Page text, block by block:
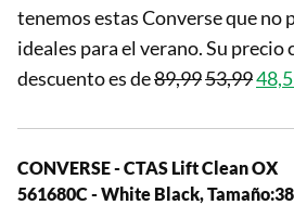
tenemos estas Converse que no
ideales para el verano. Su precio
descuento es de89,9953,99
CONVERSE - CTAS Lift Clean OX
561680C - White Black,